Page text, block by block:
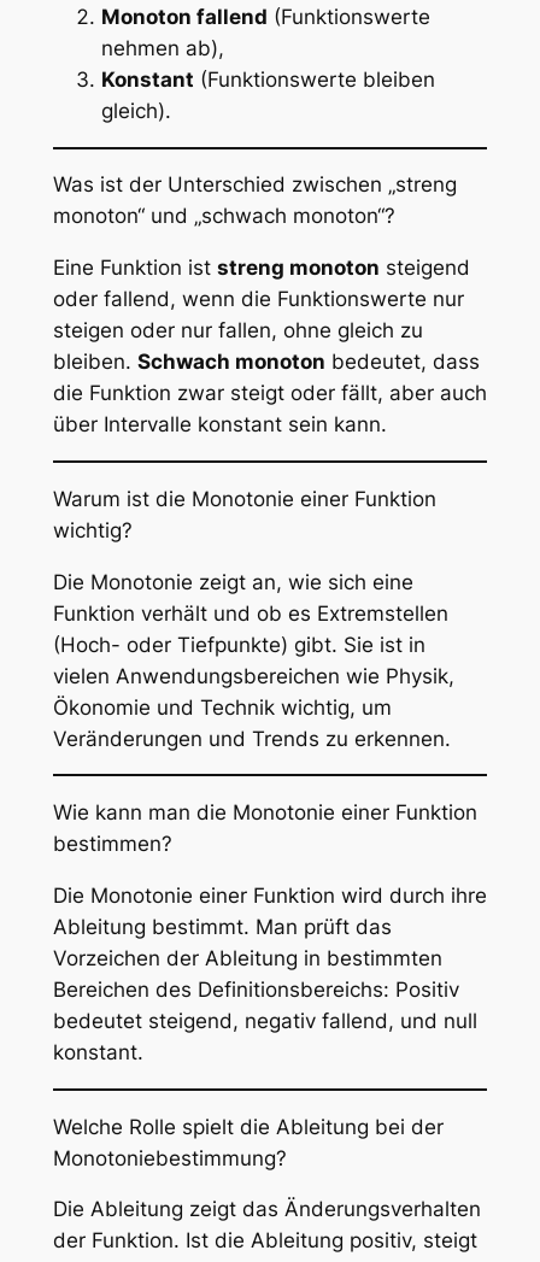
Monoton fallend (Funktionswerte
nehmen ab),
Konstant (Funktionswerte bleiben
gleich).
Was ist der Unterschied zwischen „streng
monoton“ und „schwach monoton“?
Eine Funktion ist streng monoton steigend
oder fallend, wenn die Funktionswerte nur
steigen oder nur fallen, ohne gleich zu
bleiben. Schwach monoton bedeutet, dass
die Funktion zwar steigt oder fällt, aber auch
über Intervalle konstant sein kann.
Warum ist die Monotonie einer Funktion
wichtig?
Die Monotonie zeigt an, wie sich eine
Funktion verhält und ob es Extremstellen
(Hoch- oder Tiefpunkte) gibt. Sie ist in
vielen Anwendungsbereichen wie Physik,
Ökonomie und Technik wichtig, um
Veränderungen und Trends zu erkennen.
Wie kann man die Monotonie einer Funktion
bestimmen?
Die Monotonie einer Funktion wird durch ihre
Ableitung bestimmt. Man prüft das
Vorzeichen der Ableitung in bestimmten
Bereichen des Definitionsbereichs: Positiv
bedeutet steigend, negativ fallend, und null
konstant.
Welche Rolle spielt die Ableitung bei der
Monotoniebestimmung?
Die Ableitung zeigt das Änderungsverhalten
der Funktion. Ist die Ableitung positiv, steigt